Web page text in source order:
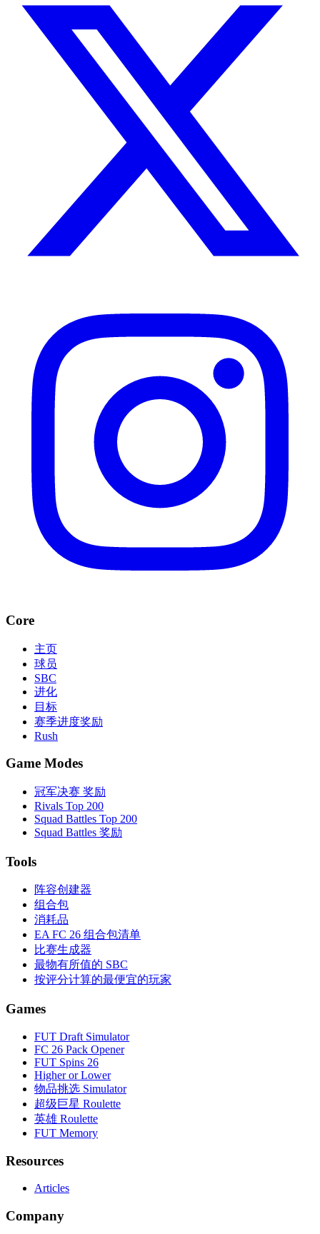
Core
主页
球员
SBC
进化
目标
赛季进度奖励
Rush
Game Modes
冠军决赛 奖励
Rivals Top 200
Squad Battles Top 200
Squad Battles 奖励
Tools
阵容创建器
组合包
消耗品
EA FC 26 组合包清单
比赛生成器
最物有所值的 SBC
按评分计算的最便宜的玩家
Games
FUT Draft Simulator
FC 26 Pack Opener
FUT Spins 26
Higher or Lower
物品挑选 Simulator
超级巨星 Roulette
英雄 Roulette
FUT Memory
Resources
Articles
Company